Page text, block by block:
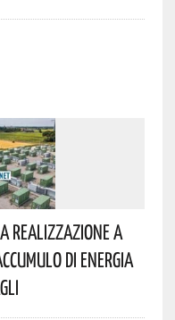
Realizzazione A
Di Energia